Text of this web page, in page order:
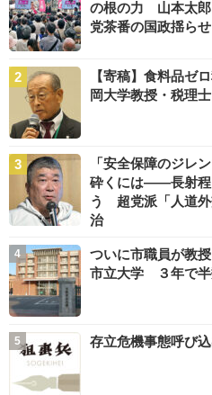
の根の力 山本太
党茶番の国政揺らせ
【寄稿】食料品ゼ
岡大学教授・税理
「安全保障のジレ
砕くには――長射程
う 超党派「人道外
治
ついに市職員が教
市立大学 ３年で半
存立危機事態呼び